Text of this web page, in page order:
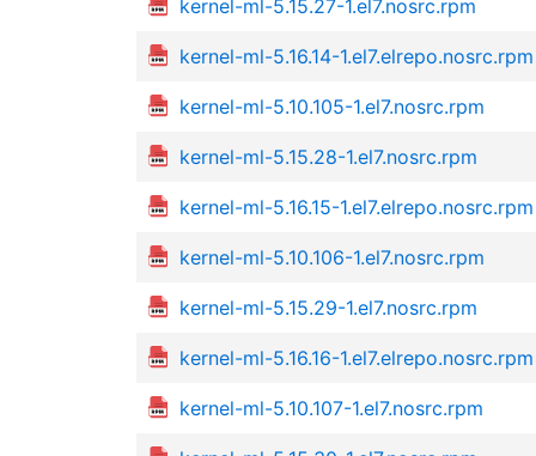
kernel-ml-5.15.27-1.el7.nosrc.rpm
kernel-ml-5.16.14-1.el7.elrepo.nosrc.rpm
kernel-ml-5.10.105-1.el7.nosrc.rpm
kernel-ml-5.15.28-1.el7.nosrc.rpm
kernel-ml-5.16.15-1.el7.elrepo.nosrc.rpm
kernel-ml-5.10.106-1.el7.nosrc.rpm
kernel-ml-5.15.29-1.el7.nosrc.rpm
kernel-ml-5.16.16-1.el7.elrepo.nosrc.rpm
kernel-ml-5.10.107-1.el7.nosrc.rpm